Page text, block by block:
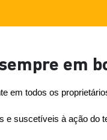
em
em todos os
e suscetíveis à ação do